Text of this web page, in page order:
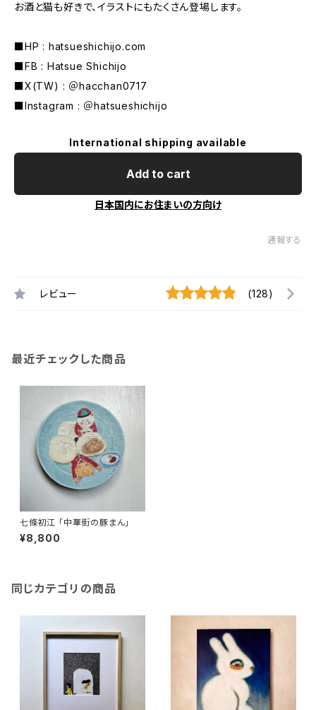
お酒と猫も好きで、イラストにもたくさん登場します。
■HP : hatsueshichijo.com
■FB : Hatsue Shichijo
■X(TW) : ＠hacchan0717
■Instagram : ＠hatsueshichijo
International shipping available
Add to cart
日本国内にお住まいの方向け
通報する
レビュー (128)
最近チェックした商品
七條初江 「中華街の豚まん」
¥8,800
同じカテゴリの商品